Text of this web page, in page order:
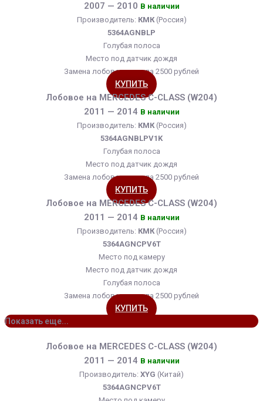
2007 — 2010 В наличии
Производитель: КМК(Россия)
5364AGNBLP
Голубая полоса
Место под датчик дождя
Замена лобового стекла 2500 рублей
КУПИТЬ
Лобовое на MERCEDES C-CLASS (W204)
2011 — 2014 В наличии
Производитель: КМК(Россия)
5364AGNBLPV1K
Голубая полоса
Место под датчик дождя
Замена лобового стекла 2500 рублей
КУПИТЬ
Лобовое на MERCEDES C-CLASS (W204)
2011 — 2014 В наличии
Производитель: КМК(Россия)
5364AGNCPV6T
Место под камеру
Место под датчик дождя
Голубая полоса
Замена лобового стекла 2500 рублей
КУПИТЬ
Показать еще...
Лобовое на MERCEDES C-CLASS (W204)
2011 — 2014 В наличии
Производитель: XYG (Китай)
5364AGNCPV6T